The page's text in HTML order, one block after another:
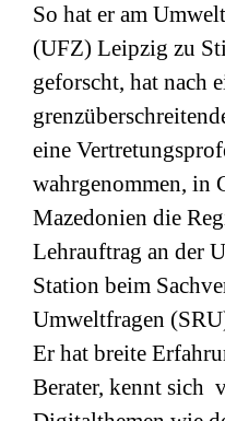
So hat er am
(UFZ) Leipzig zu
geforscht, hat nach
eine
wahrgenommen, in
Mazedonien die
Lehrauftrag an der
Station beim
Umweltfragen (SRU
Er hat breite
Berater, kennt sich